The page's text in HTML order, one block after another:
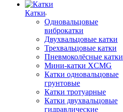
Катки
Одновальцовые
виброкатки
Двухвальцовые катки
Трехвальцовые катки
Пневмоколёсные катки
Мини-катки XCMG
Катки одновальцовые
грунтовые
Катки тротуарные
Катки двухвальцовые
гидравлические